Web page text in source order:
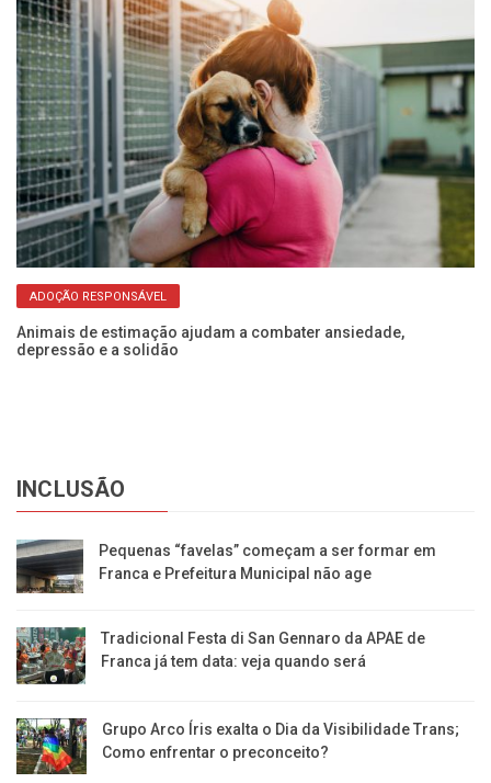
ADOÇÃO RESPONSÁVEL
Animais de estimação ajudam a combater ansiedade,
depressão e a solidão
INCLUSÃO
Pequenas “favelas” começam a ser formar em
Franca e Prefeitura Municipal não age
Tradicional Festa di San Gennaro da APAE de
Franca já tem data: veja quando será
Grupo Arco Íris exalta o Dia da Visibilidade Trans;
Como enfrentar o preconceito?